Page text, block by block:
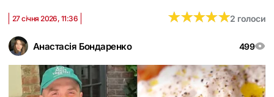
Анастасія Бондаренко 499
27 січня 2026, 11:36 ★★★★★
★★★★★2 голоси